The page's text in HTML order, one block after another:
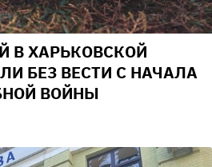
В ХАРЬКОВСКОЙ
БЕЗ ВЕСТИ С НАЧАЛА
ВОЙНЫ